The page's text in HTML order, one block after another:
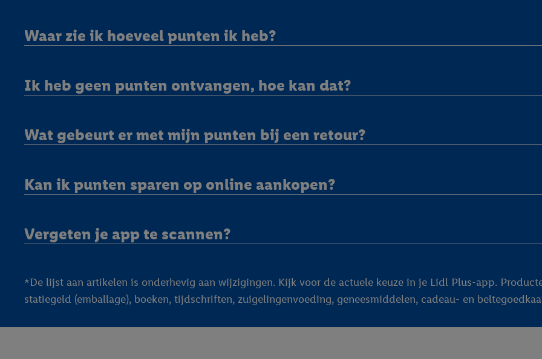
Waar zie ik hoeveel punten ik heb?
Ik heb geen punten ontvangen, hoe kan dat?
Wat gebeurt er met mijn punten bij een retour?
Kan ik punten sparen op online aankopen?
Vergeten je app te scannen?
*De lijst aan artikelen is onderhevig aan wijzigingen. Kijk voor de actuele keuze in je Lidl Plus-app.
statiegeld (emballage), boeken, tijdschriften, zuigelingenvoeding, geneesmiddelen, cadeau- en